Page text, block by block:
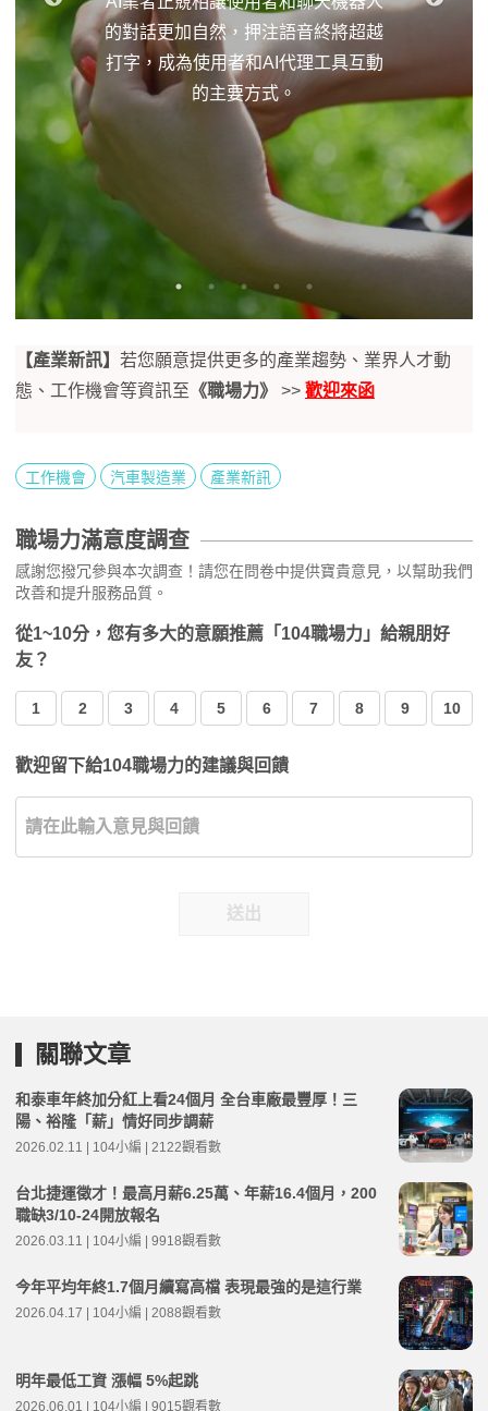
的對話更加自然，押注語音終將超越
打字，成為使用者和AI代理工具互動
的主要方式。
【產業新訊】 若您願意提供更多的產業趨勢、業界人才動
態、工作機會等資訊至 《職場力》 >> 歡迎來函
工作機會 汽車製造業 產業新訊
職場力滿意度調查
感謝您撥冗參與本次調查！請您在問卷中提供寶貴意見，以幫助我們
改善和提升服務品質。
從1~10分，您有多大的意願推薦「104職場力」給親朋好
友？
1 2 3 4 5 6 7 8 9 10
歡迎留下給104職場力的建議與回饋
送出
關聯文章
和泰車年終加分紅上看24個月 全台車廠最豐厚！三
陽、裕隆「薪」情好同步調薪
2026.02.11 | 104小編 | 2122觀看數
台北捷運徵才！最高月薪6.25萬、年薪16.4個月，200
職缺3/10-24開放報名
2026.03.11 | 104小編 | 9918觀看數
今年平均年終1.7個月續寫高檔 表現最強的是這行業
2026.04.17 | 104小編 | 2088觀看數
明年最低工資 漲幅 5%起跳
2026.06.01 | 104小編 | 9015觀看數